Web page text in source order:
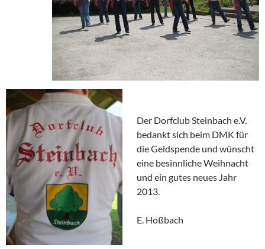
Der Dorfclub Steinbach e.V.
bedankt sich beim DMK für
die Geldspende und wünscht
eine besinnliche Weihnacht
und ein gutes neues Jahr
2013.
E. Hoßbach